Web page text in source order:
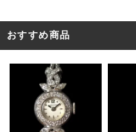
おすすめ商品